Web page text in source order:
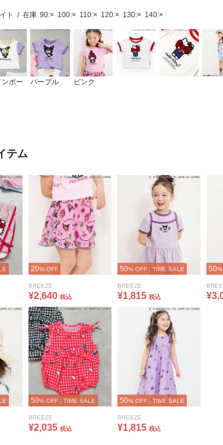
ト / 在庫 90:× 100:× 110:× 120:× 130:× 140:×
ンボー パープル ピンク
テム
20% OFF
BREEZE
¥2,640 税込
50% OFF | TIME SALE
BREEZE
¥1,815 税込
50
50% OFF | TIME SALE
BREEZE
¥2,035 税込
50% OFF | TIME SALE
BREEZE
¥1,815 税込